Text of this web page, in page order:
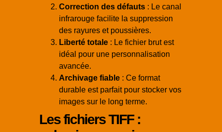
Correction des défauts : Le canal
infrarouge facilite la suppression
des rayures et poussières.
Liberté totale : Le fichier brut est
idéal pour une personnalisation
avancée.
Archivage fiable : Ce format
durable est parfait pour stocker vos
images sur le long terme.
Les fichiers TIFF :